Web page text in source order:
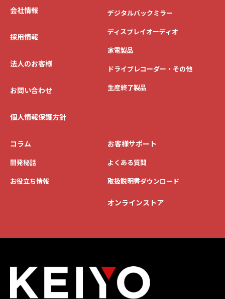
会社情報
採用情報
法人のお客様
お問い合わせ
個人情報保護方針
デジタルバックミラー
ディスプレイオーディオ
家電製品
ドライブレコーダー・その他
生産終了製品
コラム
開発秘話
お役立ち情報
お客様サポート
よくある質問
取扱説明書ダウンロード
オンラインストア